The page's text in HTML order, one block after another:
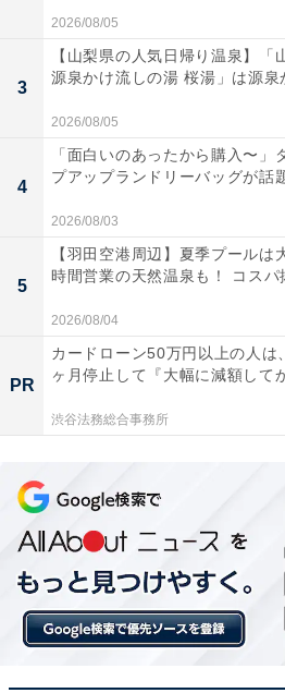
こちらもおすすめ
関東・甲信越の高
ランキング！ 2位
1 2
2026/08/05
3
【山梨県の人気日帰り温泉】「
源泉かけ流しの湯 桜湯」は源泉
2026/08/05
4
「面白いのあったから購入〜」
プアップランドリーバッグが話
2026/08/03
5
【羽田空港周辺】夏季プールは
時間営業の天然温泉も！ コスパ
2026/08/04
PR
カードローン50万円以上の人は
ヶ月停止して『大幅に減額して
渋谷法務総合事務所